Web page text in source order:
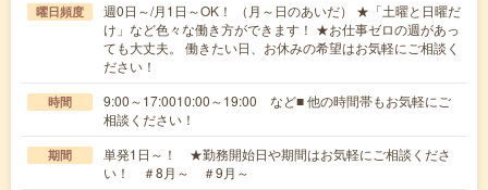
曜日頻度
週0日～/月1日～OK！ （月～日のあいだ） ★「土曜と日曜だ
け」など色々な働き方ができます！ ★お仕事ゼロの週があっ
ても大丈夫。 働きたい日、お休みの希望はお気軽にご相談く
ださい！
時間
9:00～17:0010:00～19:00 など■ 他の時間帯もお気軽にご
相談ください！
期間
単発1日～！ ★勤務開始日や期間はお気軽にご相談くださ
い！ ＃8月～ ＃9月～